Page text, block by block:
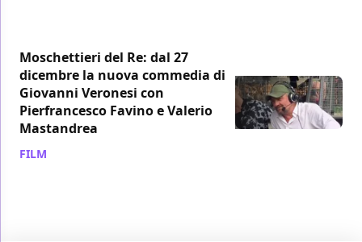
Moschettieri del Re: dal 27
dicembre la nuova commedia di
Giovanni Veronesi con
Pierfrancesco Favino e Valerio
Mastandrea
FILM